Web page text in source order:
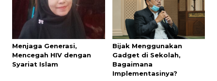
Menjaga Generasi,
Mencegah HIV dengan
Syariat Islam
Bijak Menggunakan
Gadget di Sekolah,
Bagaimana
Implementasinya?